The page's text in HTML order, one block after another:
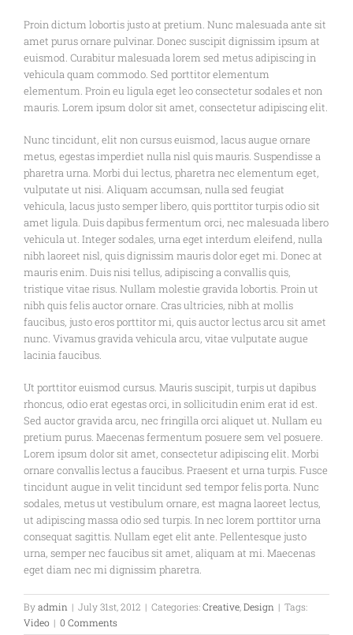
Proin dictum lobortis justo at pretium. Nunc malesuada ante sit
amet purus ornare pulvinar. Donec suscipit dignissim ipsum at
euismod. Curabitur malesuada lorem sed metus adipiscing in
vehicula quam commodo. Sed porttitor elementum
elementum. Proin eu ligula eget leo consectetur sodales et non
mauris. Lorem ipsum dolor sit amet, consectetur adipiscing elit.
Nunc tincidunt, elit non cursus euismod, lacus augue ornare
metus, egestas imperdiet nulla nisl quis mauris. Suspendisse a
pharetra urna. Morbi dui lectus, pharetra nec elementum eget,
vulputate ut nisi. Aliquam accumsan, nulla sed feugiat
vehicula, lacus justo semper libero, quis porttitor turpis odio sit
amet ligula. Duis dapibus fermentum orci, nec malesuada libero
vehicula ut. Integer sodales, urna eget interdum eleifend, nulla
nibh laoreet nisl, quis dignissim mauris dolor eget mi. Donec at
mauris enim. Duis nisi tellus, adipiscing a convallis quis,
tristique vitae risus. Nullam molestie gravida lobortis. Proin ut
nibh quis felis auctor ornare. Cras ultricies, nibh at mollis
faucibus, justo eros porttitor mi, quis auctor lectus arcu sit amet
nunc. Vivamus gravida vehicula arcu, vitae vulputate augue
lacinia faucibus.
Ut porttitor euismod cursus. Mauris suscipit, turpis ut dapibus
rhoncus, odio erat egestas orci, in sollicitudin enim erat id est.
Sed auctor gravida arcu, nec fringilla orci aliquet ut. Nullam eu
pretium purus. Maecenas fermentum posuere sem vel posuere.
Lorem ipsum dolor sit amet, consectetur adipiscing elit. Morbi
ornare convallis lectus a faucibus. Praesent et urna turpis. Fusce
tincidunt augue in velit tincidunt sed tempor felis porta. Nunc
sodales, metus ut vestibulum ornare, est magna laoreet lectus,
ut adipiscing massa odio sed turpis. In nec lorem porttitor urna
consequat sagittis. Nullam eget elit ante. Pellentesque justo
urna, semper nec faucibus sit amet, aliquam at mi. Maecenas
eget diam nec mi dignissim pharetra.
Byadmin | July 31st, 2012 | Categories:Creative Design | Tags:
Video | 0 Comments